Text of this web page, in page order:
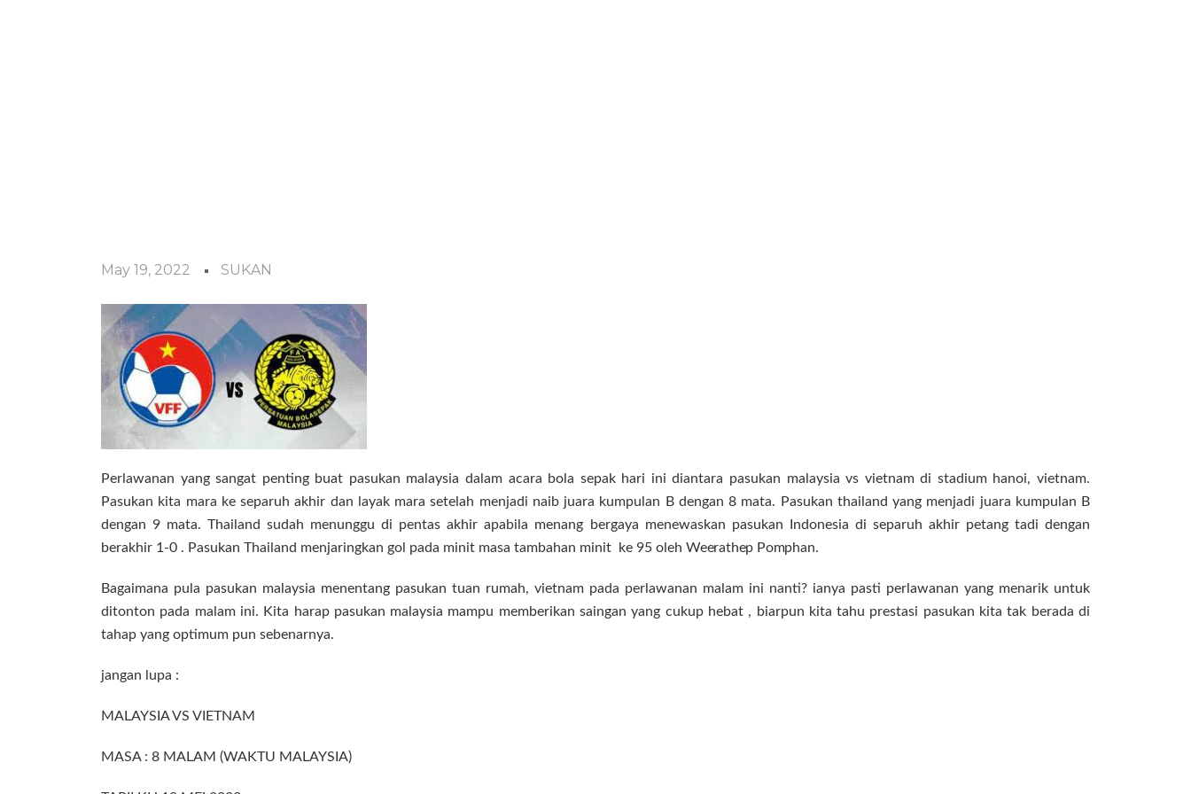
May 19, 2022 SUKAN
Perlawanan yang sangat penting buat pasukan malaysia dalam acara bola sepak hari ini diantara pasukan malaysia vs vietnam di stadium hanoi, vietnam.
Pasukan kita mara ke separuh akhir dan layak mara setelah menjadi naib juara kumpulan B dengan 8 mata. Pasukan thailand yang menjadi juara kumpulan B
dengan 9 mata. Thailand sudah menunggu di pentas akhir apabila menang bergaya menewaskan pasukan Indonesia di separuh akhir petang tadi dengan
berakhir 1-0 . Pasukan Thailand menjaringkan gol pada minit masa tambahan minit ke 95 oleh Weerathep Pomphan.
Bagaimana pula pasukan malaysia menentang pasukan tuan rumah, vietnam pada perlawanan malam ini nanti? ianya pasti perlawanan yang menarik untuk
ditonton pada malam ini. Kita harap pasukan malaysia mampu memberikan saingan yang cukup hebat , biarpun kita tahu prestasi pasukan kita tak berada di
tahap yang optimum pun sebenarnya.
jangan lupa :
MALAYSIA VS VIETNAM
MASA : 8 MALAM (WAKTU MALAYSIA)